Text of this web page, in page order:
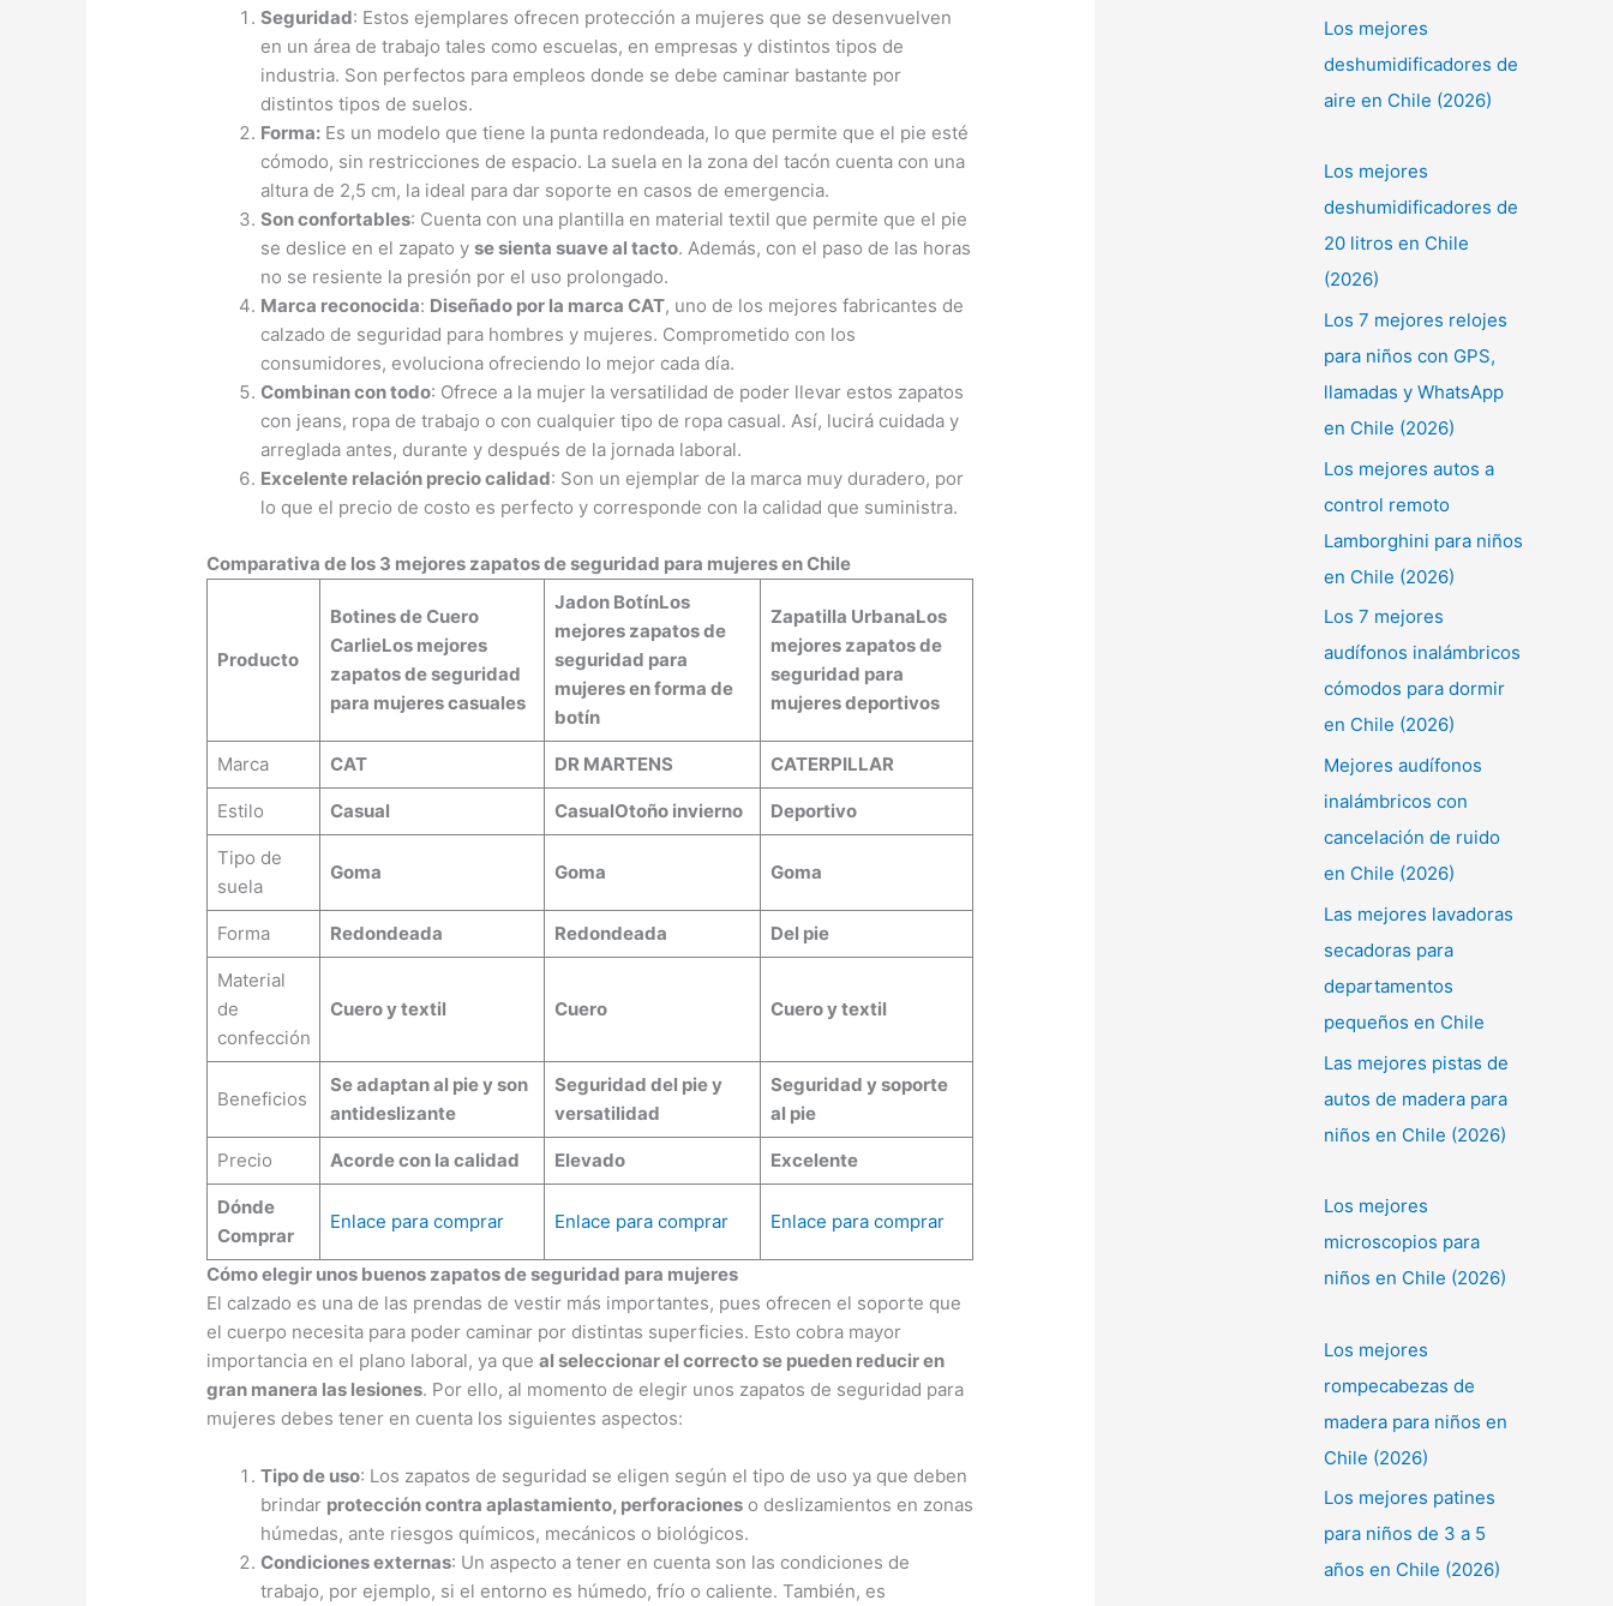
Seguridad: Estos ejemplares ofrecen protección a mujeres que se desenvuelven
en un área de trabajo tales como escuelas, en empresas y distintos tipos de
industria. Son perfectos para empleos donde se debe caminar bastante por
distintos tipos de suelos.
Forma: Es un modelo que tiene la punta redondeada, lo que permite que el pie esté
cómodo, sin restricciones de espacio. La suela en la zona del tacón cuenta con una
altura de 2,5 cm, la ideal para dar soporte en casos de emergencia.
Son confortables: Cuenta con una plantilla en material textil que permite que el pie
se deslice en el zapato yse sienta suave al tacto. Además, con el paso de las horas
no se resiente la presión por el uso prolongado.
Marca reconocida: Diseñado por la marca CAT, uno de los mejores fabricantes de
calzado de seguridad para hombres y mujeres. Comprometido con los
consumidores, evoluciona ofreciendo lo mejor cada día.
Combinan con todo: Ofrece a la mujer la versatilidad de poder llevar estos zapatos
con jeans, ropa de trabajo o con cualquier tipo de ropa casual. Así, lucirá cuidada y
arreglada antes, durante y después de la jornada laboral.
Excelente relación precio calidad: Son un ejemplar de la marca muy duradero, por
lo que el precio de costo es perfecto y corresponde con la calidad que suministra.
Comparativa de los 3 mejores zapatos de seguridad para mujeres en Chile
Producto
Botines de Cuero
CarlieLos mejores
zapatos de seguridad
para mujeres casuales
Jadon BotínLos
mejores zapatos de
seguridad para
mujeres en forma de
botín
Zapatilla UrbanaLos
mejores zapatos de
seguridad para
mujeres deportivos
Marca CAT DR MARTENS CATERPILLAR
Estilo Casual CasualOtoño invierno Deportivo
Tipo de
suela
Goma Goma Goma
Forma Redondeada Redondeada Del pie
Material
de
confección
Cuero y textil Cuero Cuero y textil
Beneficios
Se adaptan al pie y son
antideslizante
Seguridad del pie y
versatilidad
Seguridad y soporte
al pie
Precio Acorde con la calidad Elevado Excelente
Dónde
Comprar
Enlace para comprar Enlace para comprar Enlace para comprar
Cómo elegir unos buenos zapatos de seguridad para mujeres
El calzado es una de las prendas de vestir más importantes, pues ofrecen el soporte que
el cuerpo necesita para poder caminar por distintas superficies. Esto cobra mayor
importancia en el plano laboral, ya queal seleccionar el correcto se pueden reducir en
gran manera las lesiones. Por ello, al momento de elegir unos zapatos de seguridad para
mujeres debes tener en cuenta los siguientes aspectos:
Tipo de uso: Los zapatos de seguridad se eligen según el tipo de uso ya que deben
brindar protección contra aplastamiento, perforaciones o deslizamientos en zonas
húmedas, ante riesgos químicos, mecánicos o biológicos.
Condiciones externas: Un aspecto a tener en cuenta son las condiciones de
trabajo, por ejemplo, si el entorno es húmedo, frío o caliente. También, es
Los mejores
deshumidificadores de
aire en Chile (2026)
Los mejores
deshumidificadores de
20 litros en Chile
(2026)
Los 7 mejores relojes
para niños con GPS,
llamadas y WhatsApp
en Chile (2026)
Los mejores autos a
control remoto
Lamborghini para niños
en Chile (2026)
Los 7 mejores
audífonos inalámbricos
cómodos para dormir
en Chile (2026)
Mejores audífonos
inalámbricos con
cancelación de ruido
en Chile (2026)
Las mejores lavadoras
secadoras para
departamentos
pequeños en Chile
Las mejores pistas de
autos de madera para
niños en Chile (2026)
Los mejores
microscopios para
niños en Chile (2026)
Los mejores
rompecabezas de
madera para niños en
Chile (2026)
Los mejores patines
para niños de 3 a 5
años en Chile (2026)